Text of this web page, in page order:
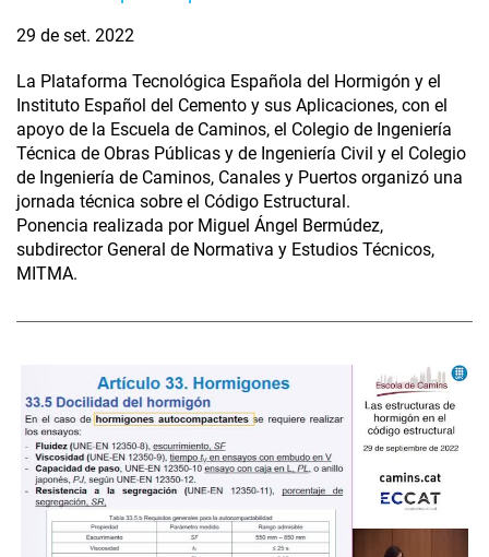
29 de set. 2022
La Plataforma Tecnológica Española del Hormigón y el
Instituto Español del Cemento y sus Aplicaciones, con el
apoyo de la Escuela de Caminos, el Colegio de Ingeniería
Técnica de Obras Públicas y de Ingeniería Civil y el Colegio
de Ingeniería de Caminos, Canales y Puertos organizó una
jornada técnica sobre el Código Estructural.
Ponencia realizada por Miguel Ángel Bermúdez,
subdirector General de Normativa y Estudios Técnicos,
MITMA.